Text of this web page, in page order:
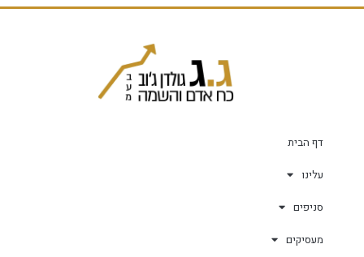
דף הבית
עלינו
סניפים
מעסיקים